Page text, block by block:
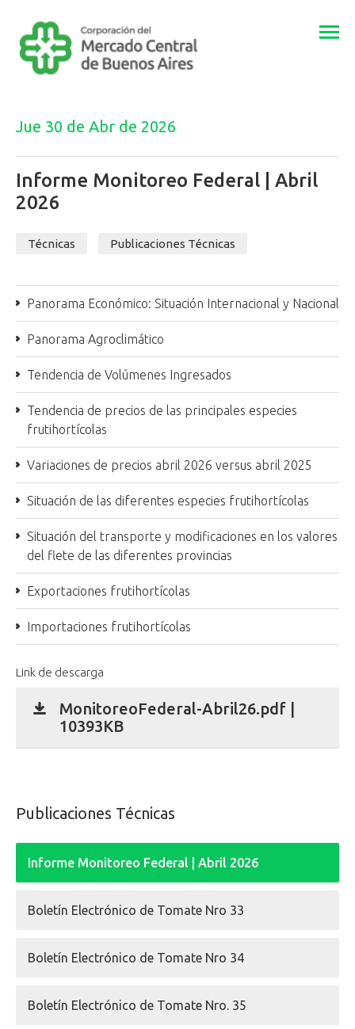
Jue 30 de Abr de 2026
Informe Monitoreo Federal | Abril
2026
Técnicas Publicaciones Técnicas
Panorama Económico: Situación Internacional y Nacional
Panorama Agroclimático
Tendencia de Volúmenes Ingresados
Tendencia de precios de las principales especies
frutihortícolas
Variaciones de precios abril 2026 versus abril 2025
Situación de las diferentes especies frutihortícolas
Situación del transporte y modificaciones en los valores
del flete de las diferentes provincias
Exportaciones frutihortícolas
Importaciones frutihortícolas
Link de descarga
MonitoreoFederal-Abril26.pdf |
10393KB
Publicaciones Técnicas
Informe Monitoreo Federal | Abril 2026
Boletín Electrónico de Tomate Nro 33
Boletín Electrónico de Tomate Nro 34
Boletín Electrónico de Tomate Nro. 35